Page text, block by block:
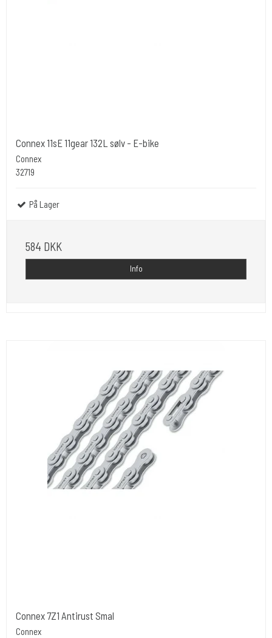
Connex 11sE 11gear 132L sølv - E-bike
Connex
32719
På Lager
584 DKK
Info
Connex 7Z1 Antirust Smal
Connex